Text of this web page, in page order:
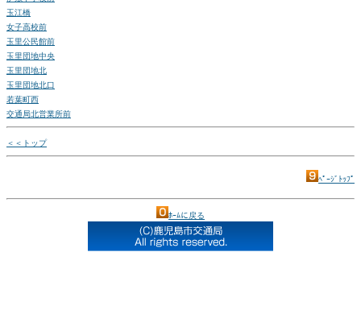
玉江橋
女子高校前
玉里公民館前
玉里団地中央
玉里団地北
玉里団地北口
若葉町西
交通局北営業所前
＜＜トップ
ﾍﾟｰｼﾞﾄｯﾌﾟ
ﾎｰﾑに戻る